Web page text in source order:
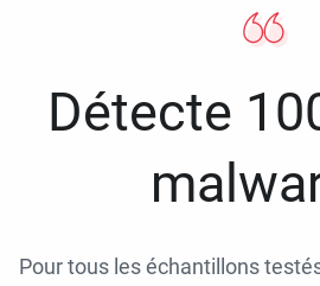
Détecte
Pour tous les échantillons